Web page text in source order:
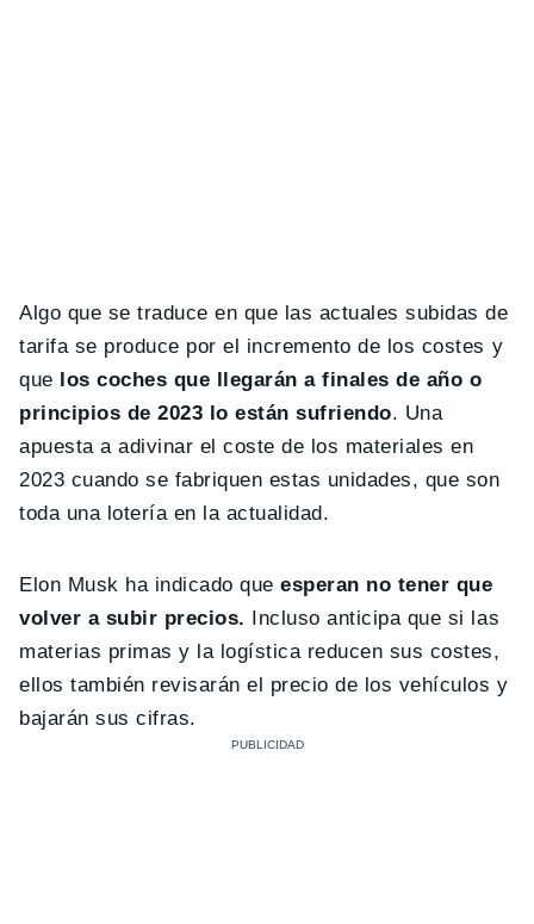
Algo que se traduce en que las actuales subidas de
tarifa se produce por el incremento de los costes y
que
los coches que llegarán a finales de año o
principios de 2023 lo están sufriendo. Una
apuesta a adivinar el coste de los materiales en
2023 cuando se fabriquen estas unidades, que son
toda una lotería en la actualidad.
Elon Musk ha indicado queesperan no tener que
volver a subir precios. Incluso anticipa que si las
materias primas y la logística reducen sus costes,
ellos también revisarán el precio de los vehículos y
bajarán sus cifras.